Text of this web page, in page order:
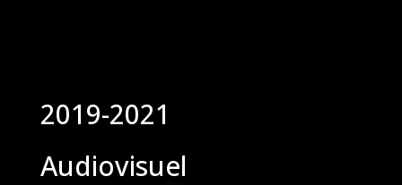
2019-2021
Audiovisuel